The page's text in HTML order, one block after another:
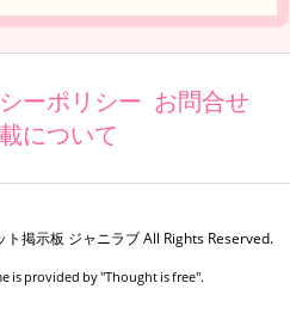
ーポリシー お問合せ
について
ト掲示板 ジャニラブAll Rights Reserved.
is provided by "Thought is free".